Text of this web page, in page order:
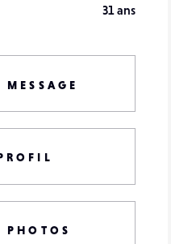
31 ans
PHOTOS